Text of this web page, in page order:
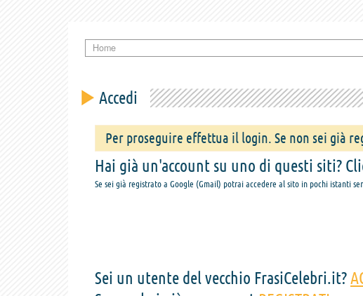
Home
Accedi
Per proseguire effettua il login. Se non sei già
Hai già un'account su uno di questi siti?
Se sei già registrato a Google (Gmail) potrai accedere al sito in pochi istanti
Sei un utente del vecchio FrasiCelebri.it?